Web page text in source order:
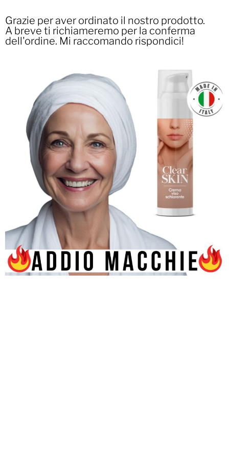
Grazie per aver ordinato il nostro prodotto.
A breve ti richiameremo per la conferma
dell'ordine. Mi raccomando rispondici!